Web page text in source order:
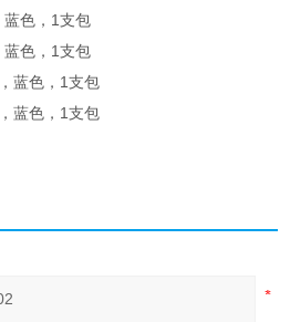
蓝色，1支包
蓝色，1支包
蓝色，1支包
蓝色，1支包